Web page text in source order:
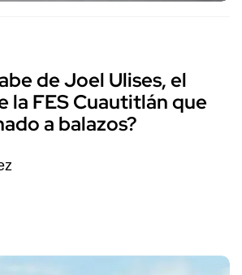
de Joel Ulises, el
la FES Cuautitlán que
a balazos?